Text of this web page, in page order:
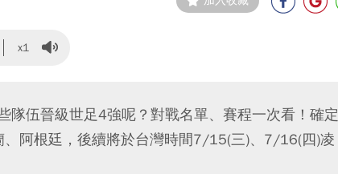
x1
伍晉級世足4強呢？對戰名單、賽程一次看！確定
阿根廷，後續將於台灣時間7/15(三)、7/16(四)凌